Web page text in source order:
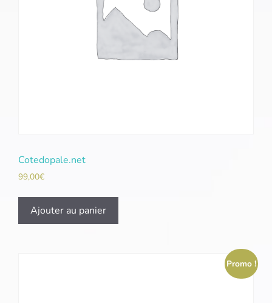
Cotedopale.net
99,00€
Ajouter au panier
Promo !